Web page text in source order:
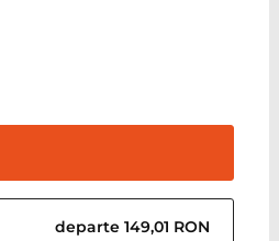
departe 149,01 RON